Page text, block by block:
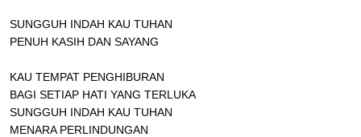
SUNGGUH INDAH KAU TUHAN
PENUH KASIH DAN SAYANG
KAU TEMPAT PENGHIBURAN
BAGI SETIAP HATI YANG TERLUKA
SUNGGUH INDAH KAU TUHAN
MENARA PERLINDUNGAN